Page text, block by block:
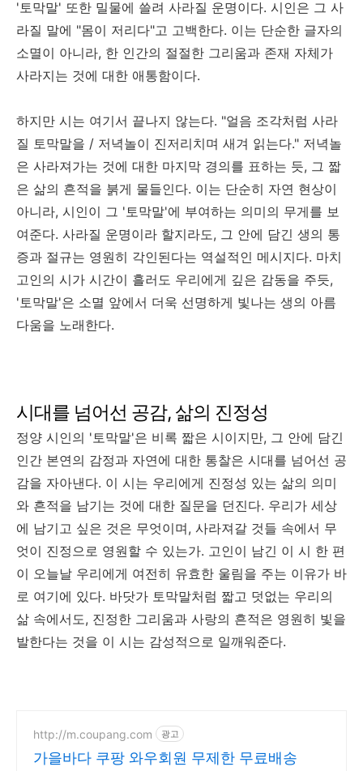
'토막말' 또한 밀물에 쓸려 사라질 운명이다. 시인은 그 사
라질 말에 "몸이 저리다"고 고백한다. 이는 단순한 글자의
소멸이 아니라, 한 인간의 절절한 그리움과 존재 자체가
사라지는 것에 대한 애통함이다.
하지만 시는 여기서 끝나지 않는다. "얼음 조각처럼 사라
질 토막말을 / 저녁놀이 진저리치며 새겨 읽는다." 저녁놀
은 사라져가는 것에 대한 마지막 경의를 표하는 듯, 그 짧
은 삶의 흔적을 붉게 물들인다. 이는 단순히 자연 현상이
아니라, 시인이 그 '토막말'에 부여하는 의미의 무게를 보
여준다. 사라질 운명이라 할지라도, 그 안에 담긴 생의 통
증과 절규는 영원히 각인된다는 역설적인 메시지다. 마치
고인의 시가 시간이 흘러도 우리에게 깊은 감동을 주듯,
'토막말'은 소멸 앞에서 더욱 선명하게 빛나는 생의 아름
다움을 노래한다.
시대를 넘어선 공감, 삶의 진정성
정양 시인의 '토막말'은 비록 짧은 시이지만, 그 안에 담긴
인간 본연의 감정과 자연에 대한 통찰은 시대를 넘어선 공
감을 자아낸다. 이 시는 우리에게 진정성 있는 삶의 의미
와 흔적을 남기는 것에 대한 질문을 던진다. 우리가 세상
에 남기고 싶은 것은 무엇이며, 사라져갈 것들 속에서 무
엇이 진정으로 영원할 수 있는가. 고인이 남긴 이 시 한 편
이 오늘날 우리에게 여전히 유효한 울림을 주는 이유가 바
로 여기에 있다. 바닷가 토막말처럼 짧고 덧없는 우리의
삶 속에서도, 진정한 그리움과 사랑의 흔적은 영원히 빛을
발한다는 것을 이 시는 감성적으로 일깨워준다.
http://m.coupang.com 광고
가을바다 쿠팡 와우회원 무제한 무료배송